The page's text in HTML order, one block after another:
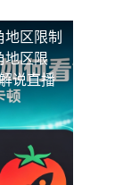
区限制
地区限
说直播